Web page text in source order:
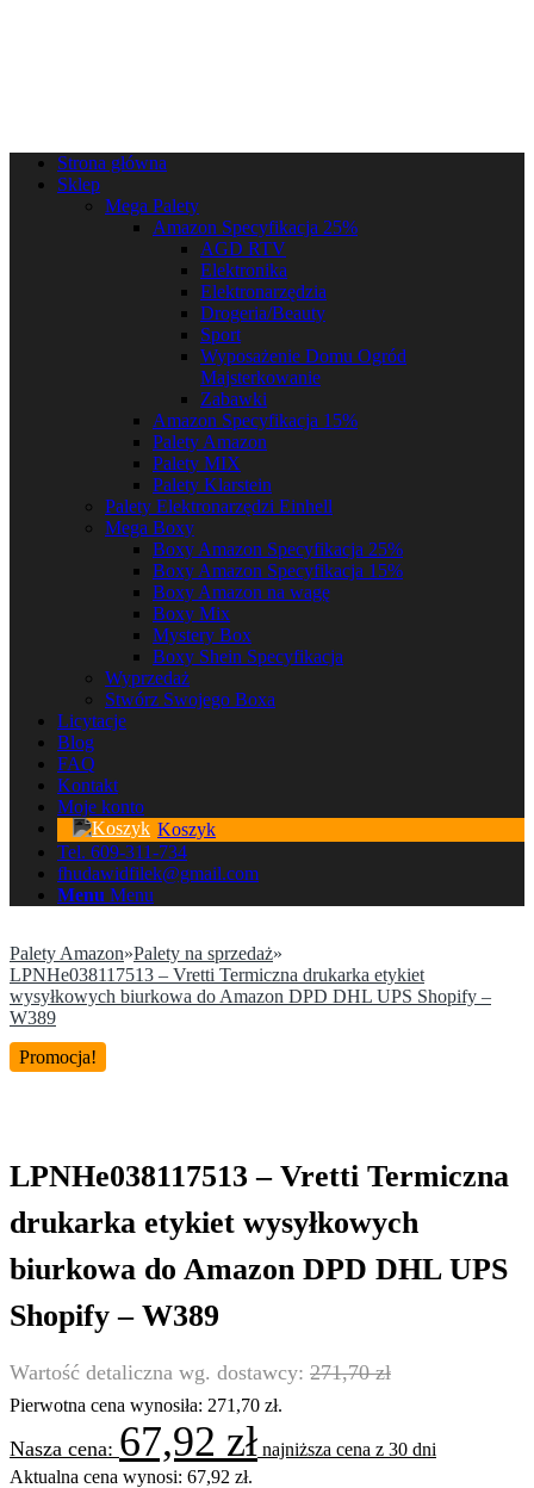
Strona główna
Sklep
Mega Palety
Amazon Specyfikacja 25%
AGD RTV
Elektronika
Elektronarzędzia
Drogeria/Beauty
Sport
Wyposażenie Domu Ogród
Majsterkowanie
Zabawki
Amazon Specyfikacja 15%
Palety Amazon
Palety MIX
Palety Klarstein
Palety Elektronarzędzi Einhell
Mega Boxy
Boxy Amazon Specyfikacja 25%
Boxy Amazon Specyfikacja 15%
Boxy Amazon na wagę
Boxy Mix
Mystery Box
Boxy Shein Specyfikacja
Wyprzedaż
Stwórz Swojego Boxa
Licytacje
Blog
FAQ
Kontakt
Moje konto
Koszyk
Tel. 609-311-734
fhudawidfilek@gmail.com
Menu Menu
Palety Amazon»Palety na sprzedaż»
LPNHe038117513 – Vretti Termiczna drukarka etykiet
wysyłkowych biurkowa do Amazon DPD DHL UPS Shopify –
W389
Promocja!
LPNHe038117513 – Vretti Termiczna
drukarka etykiet wysyłkowych
biurkowa do Amazon DPD DHL UPS
Shopify – W389
271,70zł
Pierwotna cena wynosiła: 271,70 zł.
67,92 zł najniższa cena z 30 dni
Aktualna cena wynosi: 67,92 zł.